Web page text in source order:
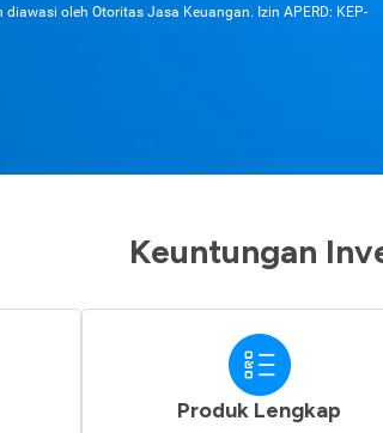
oleh Otoritas Jasa Keuangan. Izin APERD: KEP-
Keuntungan
Produk Lengkap